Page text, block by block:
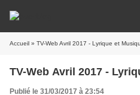
Accueil » TV-Web Avril 2017 - Lyrique et
TV-Web Avril 2017 -
Publié le 31/03/2017 à 23:54